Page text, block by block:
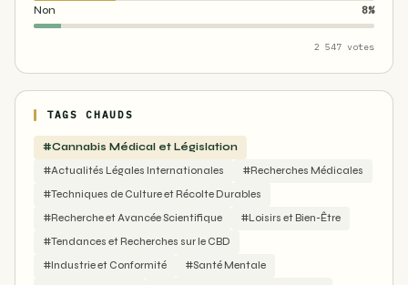
Non 8%
2 547 votes
TAGS CHAUDS
#Cannabis Médical et Législation
#Actualités Légales Internationales
#Recherches Médicales
#Techniques de Culture et Récolte Durables
#Recherche et Avancée Scientifique
#Loisirs et Bien-Être
#Tendances et Recherches sur le CBD
#Industrie et Conformité
#Santé Mentale